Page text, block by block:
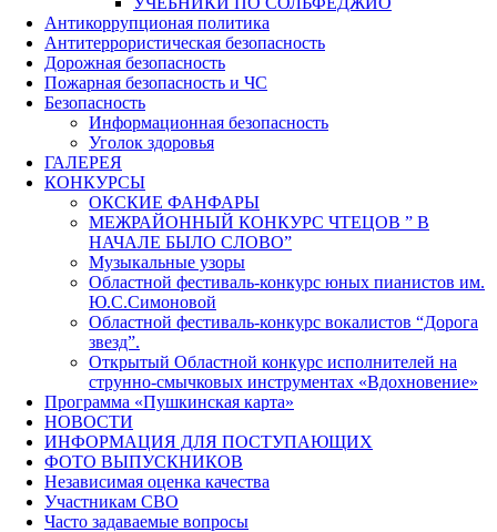
Антикоррупционая политика
Антитеррористическая безопасность
Дорожная безопасность
Пожарная безопасность и ЧС
Безопасность
Информационная безопасность
Уголок здоровья
ГАЛЕРЕЯ
КОНКУРСЫ
ОКСКИЕ ФАНФАРЫ
МЕЖРАЙОННЫЙ КОНКУРС ЧТЕЦОВ ” В
НАЧАЛЕ БЫЛО СЛОВО”
Музыкальные узоры
Областной фестиваль-конкурс юных пианистов им.
Ю.С.Симоновой
Областной фестиваль-конкурс вокалистов “Дорога
звезд”.
Открытый Областной конкурс исполнителей на
струнно-смычковых инструментах «Вдохновение»
Программа «Пушкинская карта»
НОВОСТИ
ИНФОРМАЦИЯ ДЛЯ ПОСТУПАЮЩИХ
ФОТО ВЫПУСКНИКОВ
Независимая оценка качества
Участникам СВО
Часто задаваемые вопросы